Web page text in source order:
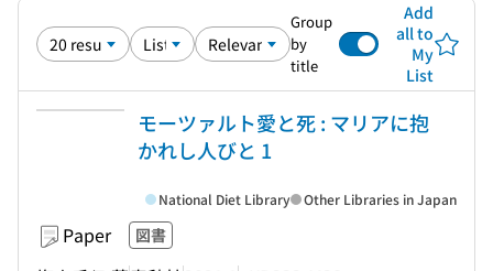
Group
by
title
Add
all to
My
List
モーツァルト愛と死 : マリアに抱
かれし人びと 1
Paper 図書
National Diet Library Other Libraries in Japan